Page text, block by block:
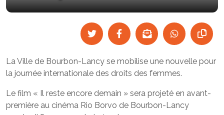
La Ville de Bourbon-Lancy se mobilise une nouvelle pour
la journée internationale des droits des femmes.
Le film « Il reste encore demain » sera projeté en avant-
première au cinéma Rio Borvo de Bourbon-Lancy